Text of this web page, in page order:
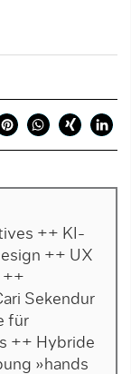
++ KI-
++ UX
++
Sekendur
für
++ Hybride
»hands